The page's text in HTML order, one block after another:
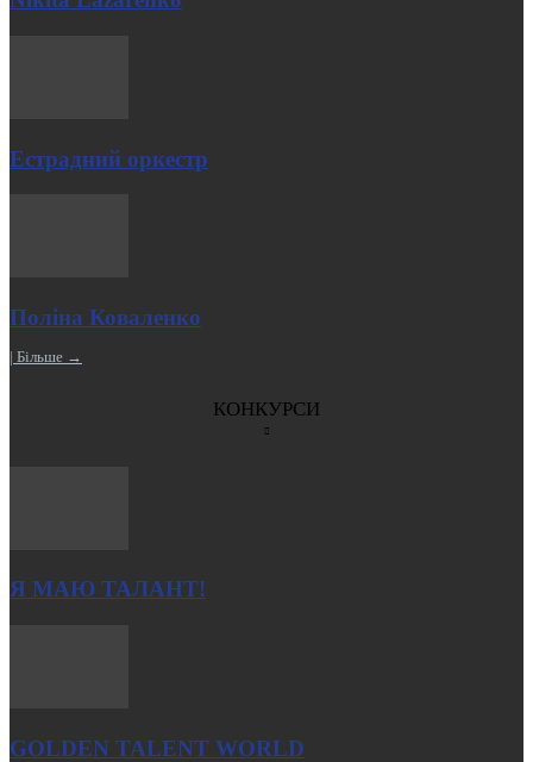
Естрадний оркестр
Поліна Коваленко
| Більше →
КОНКУРСИ
Я МАЮ ТАЛАНТ!
GOLDEN TALENT WORLD